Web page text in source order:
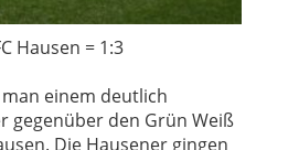
Hausen = 1:3
einem deutlich
gegenüber den Grün Weiß
Die Hausener gingen